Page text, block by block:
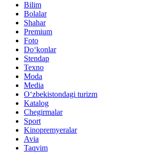
Bilim
Bolalar
Shahar
Premium
Foto
Do‘konlar
Stendap
Texno
Moda
Media
O‘zbekistondagi turizm
Katalog
Chegirmalar
Sport
Kinopremyeralar
Avia
Taqvim